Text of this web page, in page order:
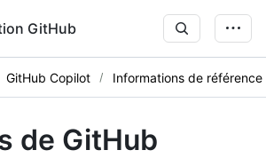
GitHub
GitHub Copilot Informations de référence
de GitHub